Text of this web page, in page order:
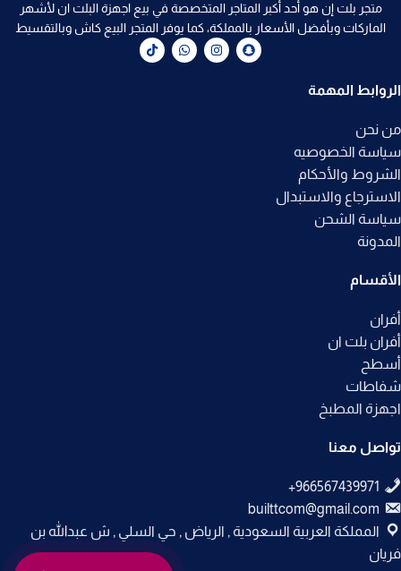
متجر بلت إن هو أحد أكبر المتاجر المتخصصة في بيع اجهزة البلت ان لأشهر
الماركات وبأفضل الأسعار بالمملكة، كما يوفر المتجر البيع كاش وبالتقسيط
الروابط المهمة
من نحن
سياسة الخصوصيه
الشروط والأحكام
الاسترجاع والاستبدال
سياسة الشحن
المدونة
الأقسام
أفران
أفران بلت ان
أسطح
شفاطات
اجهزة المطبخ
تواصل معنا
builttcom@gmail.com
المملكة العربية السعودية , الرياض , حي السلي , ش عبدالله بن
فريان